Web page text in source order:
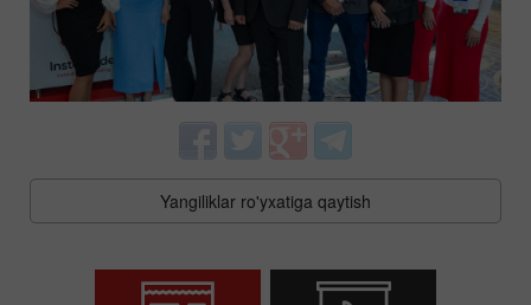
Yangiliklar ro'yxatiga qaytish